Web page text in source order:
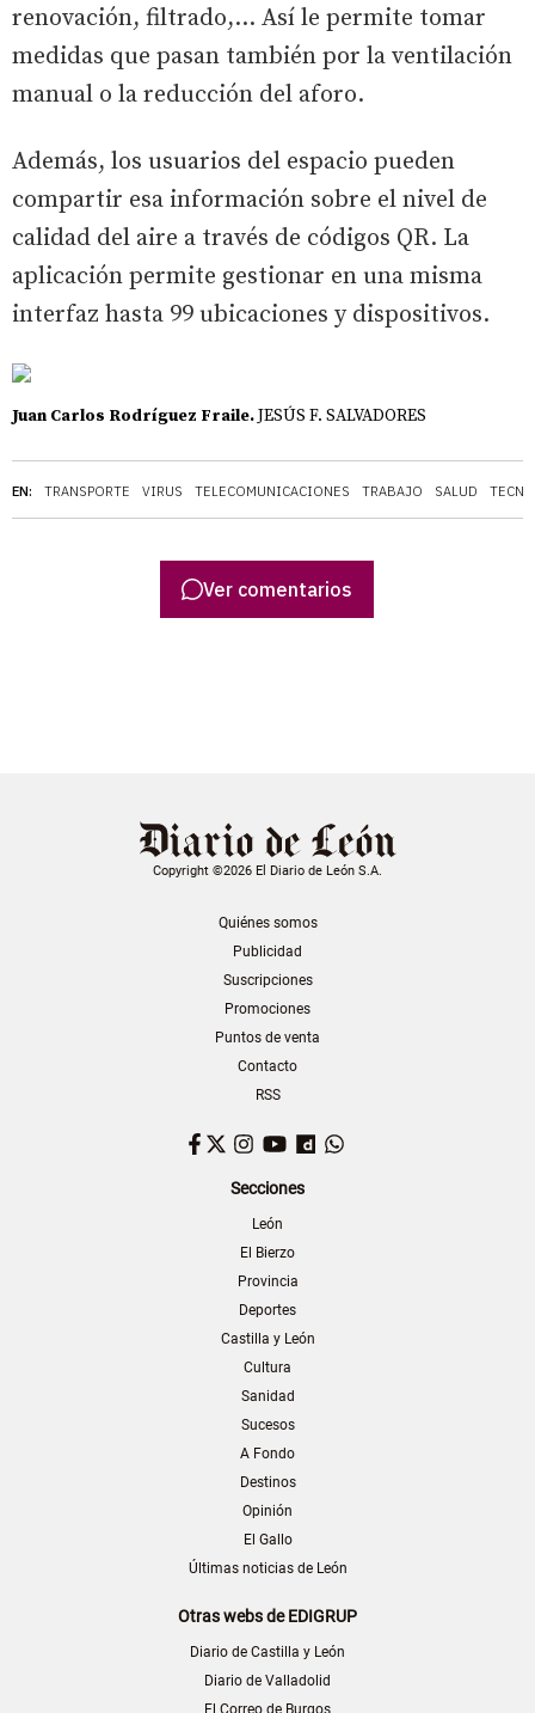
EN: TRANSPORTE VIRUS TELECOMUNICACIONES TRABAJO SALUD
renovación, filtrado,... Así le permite tomar
medidas que pasan también por la ventilación
manual o la reducción del aforo.
Además, los usuarios del espacio pueden
compartir esa información sobre el nivel de
calidad del aire a través de códigos QR. La
aplicación permite gestionar en una misma
interfaz hasta 99 ubicaciones y dispositivos.
Juan Carlos Rodríguez Fraile.JESÚS F. SALVADORES
Ver comentarios
Copyright ©2026 El Diario de León S.A.
Quiénes somos
Publicidad
Suscripciones
Promociones
Puntos de venta
Contacto
RSS
Facebook
TwitterInstagram
YouTubeDailymotion
Secciones
León
El Bierzo
Provincia
Deportes
Castilla y León
Cultura
Sanidad
Sucesos
A Fondo
Destinos
Opinión
El Gallo
Últimas noticias de León
Otras webs de EDIGRUP
Diario de Castilla y León
Diario de Valladolid
El Correo de Burgos